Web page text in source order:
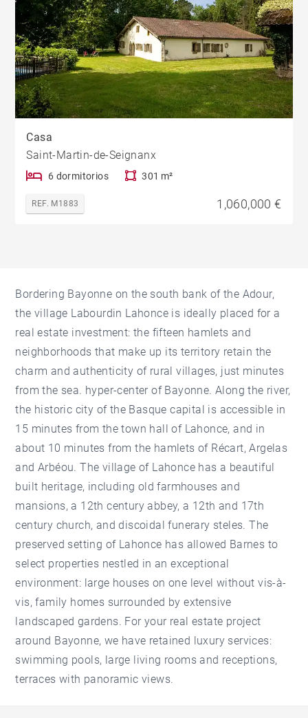
Casa
Saint-Martin-de-Seignanx
6 dormitorios 301 m²
REF. M1883 1,060,000 €
Bordering Bayonne on the south bank of the Adour,
the village Labourdin Lahonce is ideally placed for a
real estate investment: the fifteen hamlets and
neighborhoods that make up its territory retain the
charm and authenticity of rural villages, just minutes
from the sea. hyper-center of Bayonne. Along the river,
the historic city of the Basque capital is accessible in
15 minutes from the town hall of Lahonce, and in
about 10 minutes from the hamlets of Récart, Argelas
and Arbéou. The village of Lahonce has a beautiful
built heritage, including old farmhouses and
mansions, a 12th century abbey, a 12th and 17th
century church, and discoidal funerary steles. The
preserved setting of Lahonce has allowed Barnes to
select properties nestled in an exceptional
environment: large houses on one level without vis-à-
vis, family homes surrounded by extensive
landscaped gardens. For your real estate project
around Bayonne, we have retained luxury services:
swimming pools, large living rooms and receptions,
terraces with panoramic views.